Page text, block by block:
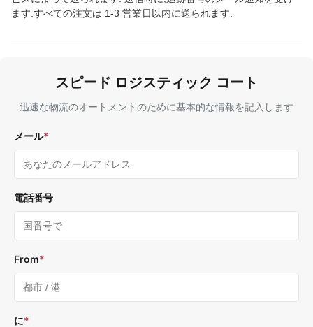
ます.すべての注文は 1-3 営業日以内に送られます.
スピード ロジスティック コート
迅速な物流のオートメントのために基本的な情報を記入します
メール*
電話番号
From*
に*